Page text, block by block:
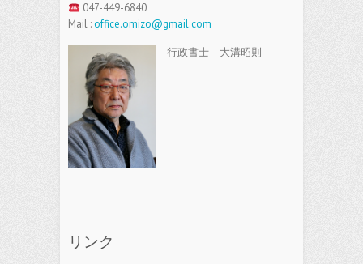
047-449-6840
Mail :office.omizo@gmail.com
行政書士 大溝昭則
リンク